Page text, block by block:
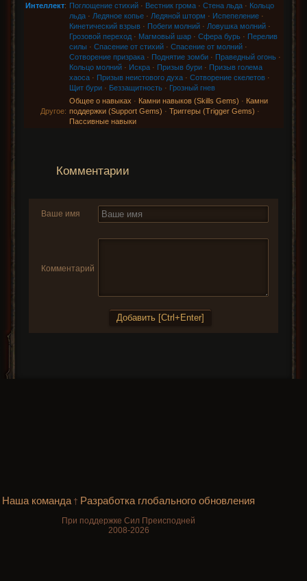
Интеллект: Поглощение стихий· Вестник грома· Стена льда· Кольцо
льда· Ледяное копье· Ледяной шторм · Испепеление·
Кинетический взрыв· Побеги молний· Ловушка молний·
Грозовой переход· Магмовый шар· Сфера бурь· Перелив
силы · Спасение от стихий· Спасение от молний·
Сотворение призрака· Поднятие зомби· Праведный огонь·
Кольцо молний· Искра· Призыв бури· Призыв голема
хаоса· Призыв неистового духа· Сотворение скелетов·
Щит бури· Беззащитность· Грозный гнев
Другое:
Общее о навыках · Камни навыков (Skills Gems) · Камни
поддержки (Support Gems) · Триггеры (Trigger Gems) ·
Пассивные навыки
Комментарии
Ваше имя
Комментарий
Наша команда† Разработка глобального обновления
При поддержке Сил Преисподней
2008-2026